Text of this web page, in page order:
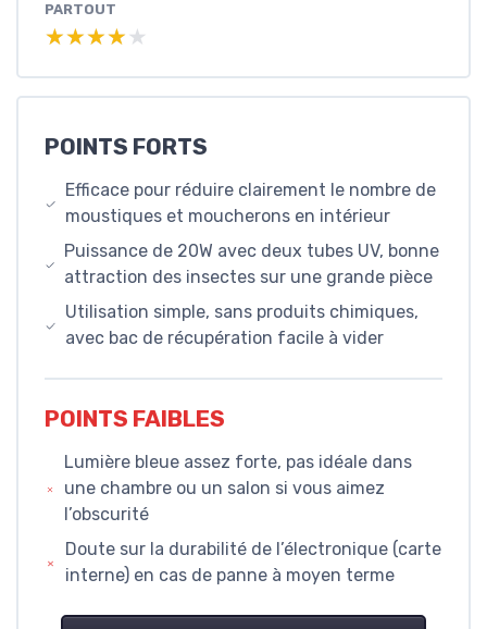
PARTOUT
★★★★★
★★★★★
POINTS FORTS
Efficace pour réduire clairement le nombre de
moustiques et moucherons en intérieur
Puissance de 20W avec deux tubes UV, bonne
attraction des insectes sur une grande pièce
Utilisation simple, sans produits chimiques,
avec bac de récupération facile à vider
POINTS FAIBLES
Lumière bleue assez forte, pas idéale dans
une chambre ou un salon si vous aimez
l’obscurité
Doute sur la durabilité de l’électronique (carte
interne) en cas de panne à moyen terme